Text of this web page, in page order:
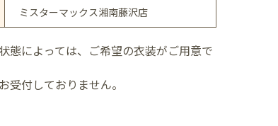
ミスターマックス湘南藤沢店
態によっては、ご希望の衣装がご用意で
付しておりません。